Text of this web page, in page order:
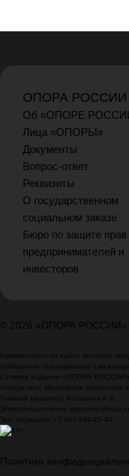
ОПОРА РОССИИ
Об «ОПОРЕ
Лица «ОПОРЫ»
Документы
Вопрос-ответ
Реквизиты
О государственном
социальном заказе
Бюро по защите прав
предпринимателей и
инвесторов
© 2026 «ОПОРА РОССИИ»:
Комментарии на сайте проходят
сообщения, призывающие к
Сетевое издание «ОПОРА РОССИИ в
Учредитель: Московское
Главный редактор: Косицына А.А.
Электронная почта: opora-mo@mail.ru
Тел. редакции: +7 495 644-25-44
Политика